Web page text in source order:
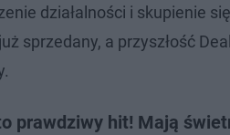
działalności i skupienie
sprzedany, a przyszłość
prawdziwy hit! Mają